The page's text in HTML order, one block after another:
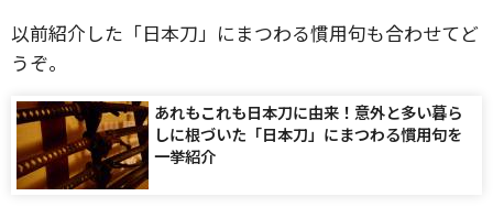
以前紹介した「日本刀」にまつわる慣用句も合わせてど
うぞ。
あれもこれも日本刀に由来！意外と多い暮ら
しに根づいた「日本刀」にまつわる慣用句を
一挙紹介